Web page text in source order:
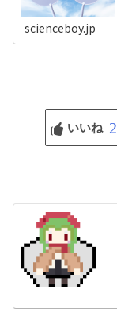
scienceboy.jp
いいね 2